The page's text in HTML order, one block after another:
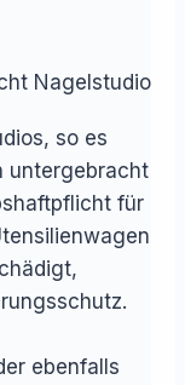
so es
untergebracht
für
ebenfalls